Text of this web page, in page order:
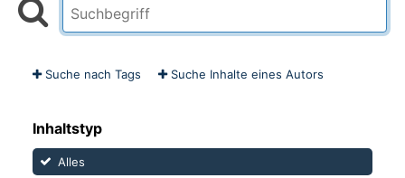
Suche nach Tags Suche Inhalte eines Autors
Inhaltstyp
Alles